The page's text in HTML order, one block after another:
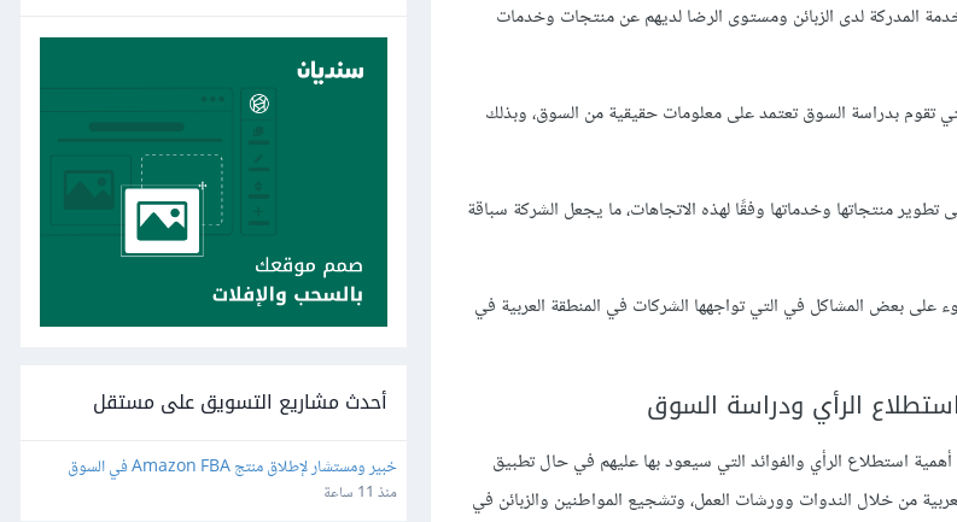
المدركة لدى الزبائن ومستوى الرضا لديهم عن منتجات وخدمات
تقوم بدراسة السوق تعتمد على معلومات حقيقية من السوق، وبذلك
منتجاتها وخدماتها وفقًا لهذه الاتجاهات، ما يجعل الشركة سباقة
على بعض المشاكل في التي تواجهها الشركات في المنطقة العربية في
الرأي ودراسة السوق
أهمية استطلاع الرأي والفوائد التي سيعود بها عليهم في حال تطبيق
من خلال الندوات وورشات العمل، وتشجيع المواطنين والزبائن في
أحدث مشاريع التسويق على مستقل
الأمريكي (مع التدريب ونقل الخبرة)
منذ 11 ساعة